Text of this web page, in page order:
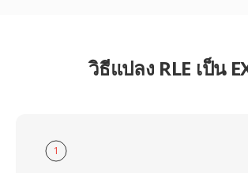
วิธีแปลง RLE เป็น
1